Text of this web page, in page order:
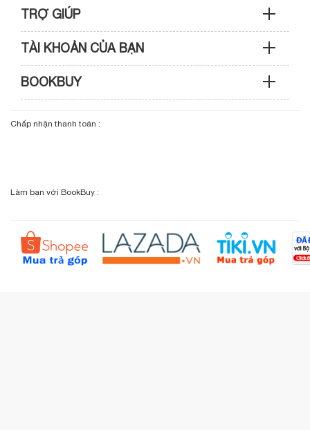
Sản phẩm & Đơn hàng: 0933 109 009
Kỹ thuật & Bảo hành: 0989 439 986
Điện thoại: (028) 3820 7153 (giờ hành chính)
Sơ đồ đường đi
TRỢ GIÚP
Hướng dẫn mua hàng
Phương thức vận chuyển
Câu hỏi thường gặp (FAQs)
TÀI KHOẢN CỦA BẠN
Cập nhật tài khoản
Giỏ hàng
Kiểm tra đơn hàng
BOOKBUY
Liên hệ BookBuy
Đặt hàng theo yêu cầu
Chấp nhận thanh toán :
Làm bạn với BookBuy :